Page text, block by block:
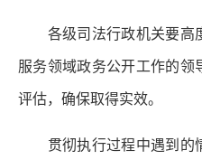
各级司法行政机关要高
服务领域政务公开工作的领
评估，确保取得实效。
贯彻执行过程中遇到的